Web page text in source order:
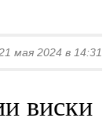
мая 2024 в 14:31
виски